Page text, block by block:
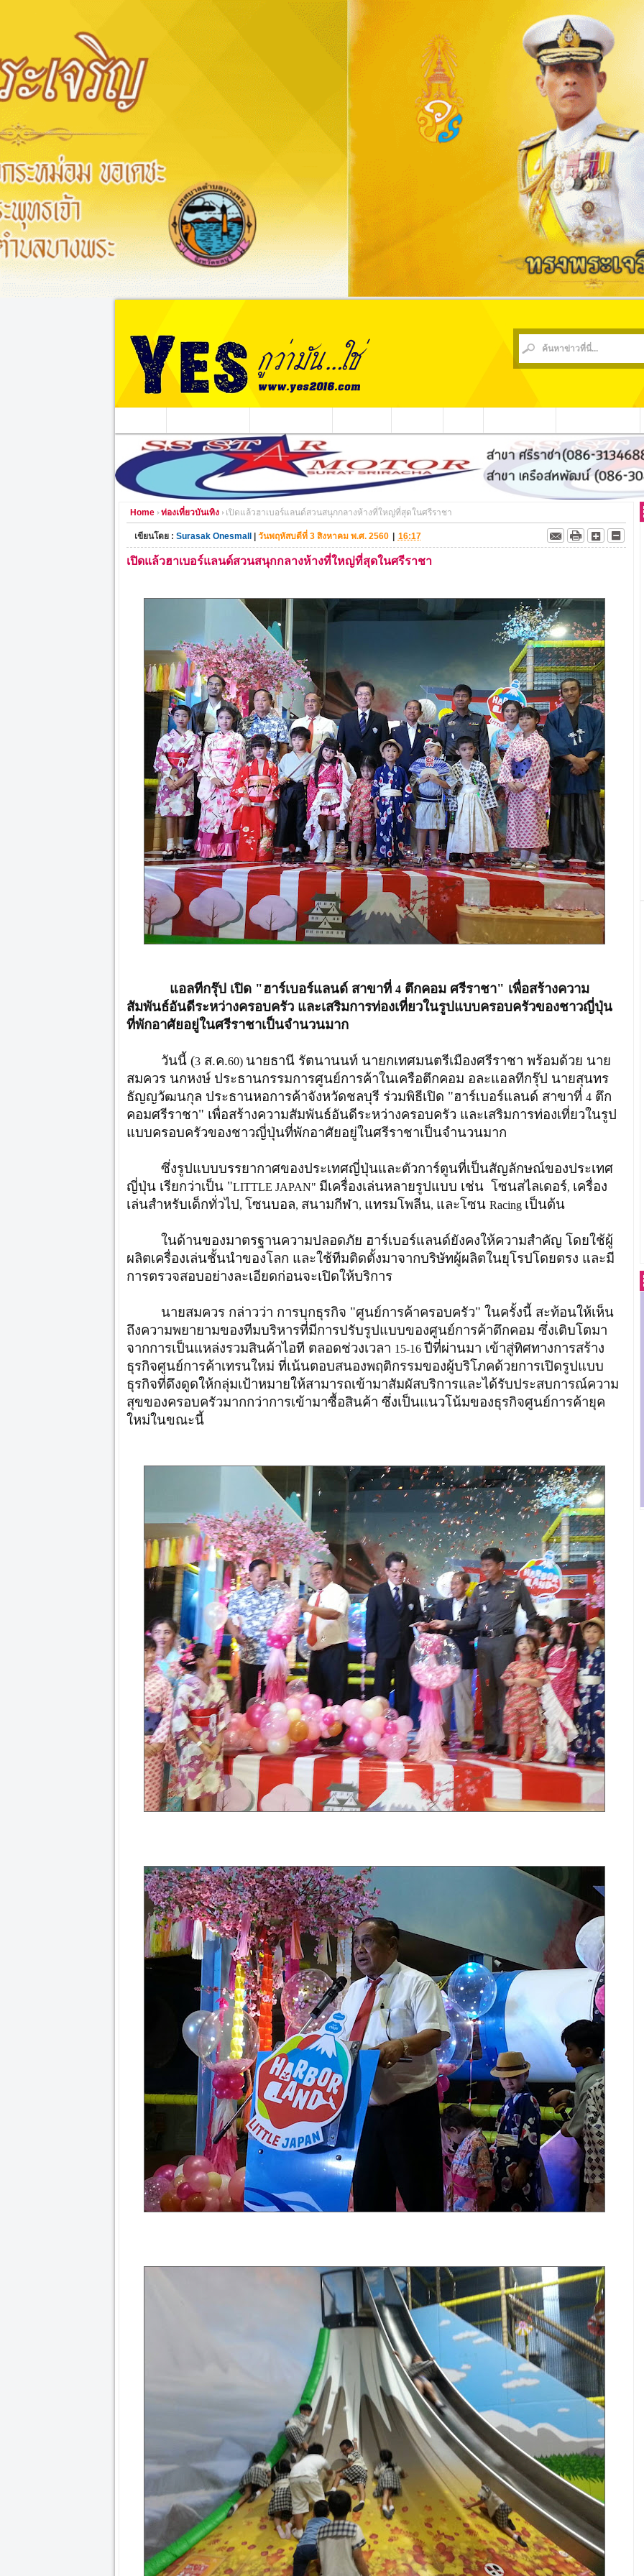
Home ท่องเที่ยวบันเทิง เปิดแล้วฮาเบอร์แลนด์สวนสนุกกลางห้างที่ใหญ่ที่สุดในศรีราชา
เขียนโดย : Surasak Onesmall วันพฤหัสบดีที่ 3 สิงหาคม พ.ศ. 2560 16:17
เปิดแล้วฮาเบอร์แลนด์สวนสนุกกลางห้างที่ใหญ่ที่สุดในศรีราชา
แอลทีกรุ๊ป เปิด "ฮาร์เบอร์แลนด์ สาขาที่ 4ตึกคอม ศรีราชา" เพื่อสร้างความ
สัมพันธ์อันดีระหว่างครอบครัว และเสริมการท่องเที่ยวในรูปแบบครอบครัวของชาวญี่ปุ่น
ที่พักอาศัยอยู่ในศรีราชาเป็นจำนวนมาก
วันนี้ (3ส.ค.60) นายธานี รัตนานนท์ นายกเทศมนตรีเมืองศรีราชา พร้อมด้วย นาย
สมควร นกหงษ์ ประธานกรรมการศูนย์การค้าในเครือตึกคอม อละแอลทีกรุ๊ป นายสุนทร
ธัญญวัฒนกุล ประธานหอการค้าจังหวัดชลบุรี ร่วมพิธีเปิด "ฮาร์เบอร์แลนด์ สาขาที่ 4ตึก
คอมศรีราชา" เพื่อสร้างความสัมพันธ์อันดีระหว่างครอบครัว และเสริมการท่องเที่ยวในรูป
แบบครอบครัวของชาวญี่ปุ่นที่พักอาศัยอยู่ในศรีราชาเป็นจำนวนมาก
ซึ่งรูปแบบบรรยากาศของประเทศญี่ปุ่นและตัวการ์ตูนที่เป็นสัญลักษณ์ของประเทศ
ญี่ปุ่น เรียกว่าเป็น "LITTLE JAPAN" มีเครื่องเล่นหลายรูปแบบ เช่น โซนสไลเดอร์, เครื่อง
เล่นสำหรับเด็กทั่วไป, โซนบอล, สนามกีฬา, แทรมโพลีน, และโซน Racing เป็นต้น
ในด้านของมาตรฐานความปลอดภัย ฮาร์เบอร์แลนด์ยังคงให้ความสำคัญ โดยใช้ผู้
ผลิตเครื่องเล่นชั้นนำของโลก และใช้ทีมติดตั้งมาจากบริษัทผู้ผลิตในยุโรปโดยตรง และมี
การตรวจสอบอย่างละเอียดก่อนจะเปิดให้บริการ
นายสมควร กล่าวว่า การบุกธุรกิจ "ศูนย์การค้าครอบครัว" ในครั้งนี้ สะท้อนให้เห็น
ถึงความพยายามของทีมบริหารที่มีการปรับรูปแบบของศูนย์การค้าตึกคอม ซึ่งเติบโตมา
จากการเป็นแหล่งรวมสินค้าไอที ตลอดช่วงเวลา 15-16 ปีที่ผ่านมา เข้าสู่ทิศทางการสร้าง
ธุรกิจศูนย์การค้าเทรนใหม่ ที่เน้นตอบสนองพฤติกรรมของผู้บริโภคด้วยการเปิดรูปแบบ
ธุรกิจที่ดึงดูดให้กลุ่มเป้าหมายให้สามารถเข้ามาสัมผัสบริการและได้รับประสบการณ์ความ
สุขของครอบครัวมากกว่าการเข้ามาซื้อสินค้า ซึ่งเป็นแนวโน้มของธุรกิจศูนย์การค้ายุค
ใหม่ในขณะนี้